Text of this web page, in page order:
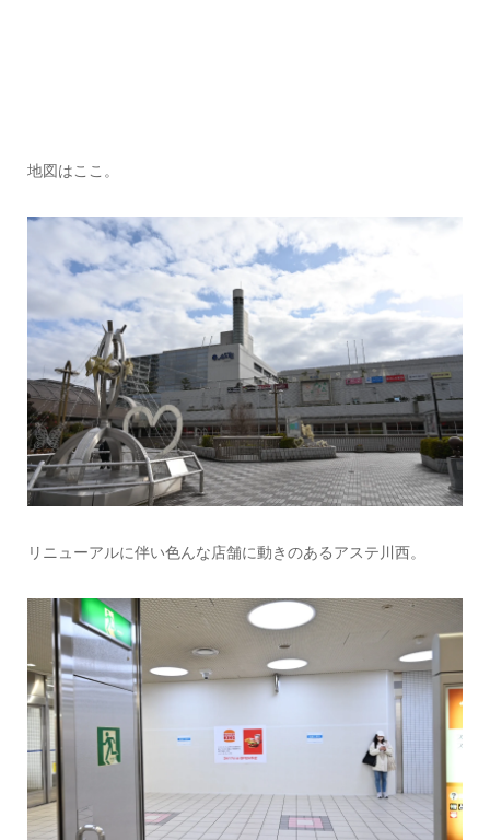
地図はここ。
リニューアルに伴い色んな店舗に動きのあるアステ川西。